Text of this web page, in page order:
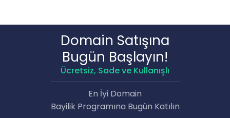
Domain Satışına
Bugün Başlayın!
Ücretsiz, Sade ve Kullanışlı
En İyi Domain
Bayilik Programına Bugün Katılın